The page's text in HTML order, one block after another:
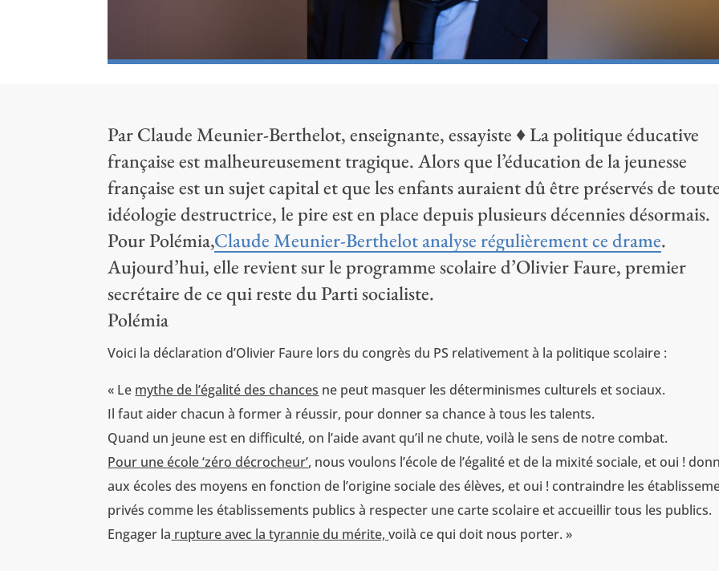
Par Claude Meunier-Berthelot, enseignante, essayiste ♦ La politique éducative
française est malheureusement tragique. Alors que l’éducation de la jeunesse
française est un sujet capital et que les enfants auraient dû être préservés de
idéologie destructrice, le pire est en place depuis plusieurs décennies désormais.
Pour Polémia,Claude Meunier-Berthelot analyse régulièrement ce drame.
Aujourd’hui, elle revient sur le programme scolaire d’Olivier Faure, premier
secrétaire de ce qui reste du Parti socialiste.
Polémia
Voici la déclaration d’Olivier Faure lors du congrès du PS relativement à la politique scolaire :
« Le mythe de l’égalité des chances ne peut masquer les déterminismes culturels et sociaux.
Il faut aider chacun à former à réussir, pour donner sa chance à tous les talents.
Quand un jeune est en difficulté, on l’aide avant qu’il ne chute, voilà le sens de notre combat.
Pour une école ‘zéro décrocheur’, nous voulons l’école de l’égalité et de la mixité sociale, et oui !
aux écoles des moyens en fonction de l’origine sociale des élèves, et oui ! contraindre les
privés comme les établissements publics à respecter une carte scolaire et accueillir tous les publics.
Engager la rupture avec la tyrannie du mérite,voilà ce qui doit nous porter. »